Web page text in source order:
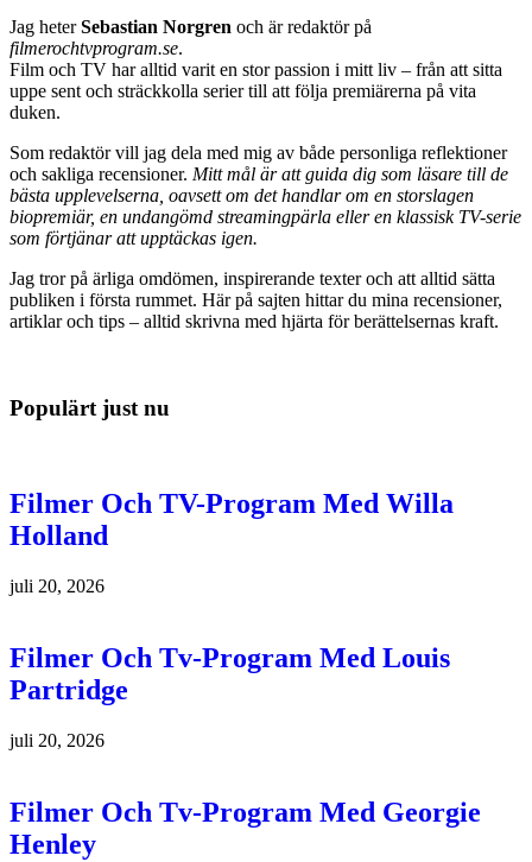
Jag heterSebastian Norgren och är redaktör på
filmerochtvprogram.se.
Film och TV har alltid varit en stor passion i mitt liv – från att sitta
uppe sent och sträckkolla serier till att följa premiärerna på vita
duken.
Som redaktör vill jag dela med mig av både personliga reflektioner
och sakliga recensioner. Mitt mål är att guida dig som läsare till de
bästa upplevelserna, oavsett om det handlar om en storslagen
biopremiär, en undangömd streamingpärla eller en klassisk TV-serie
som förtjänar att upptäckas igen.
Jag tror på ärliga omdömen, inspirerande texter och att alltid sätta
publiken i första rummet. Här på sajten hittar du mina recensioner,
artiklar och tips – alltid skrivna med hjärta för berättelsernas kraft.
Populärt just nu
Filmer Och TV-Program Med Willa
Holland
juli 20, 2026
Filmer Och Tv-Program Med Louis
Partridge
juli 20, 2026
Filmer Och Tv-Program Med Georgie
Henley